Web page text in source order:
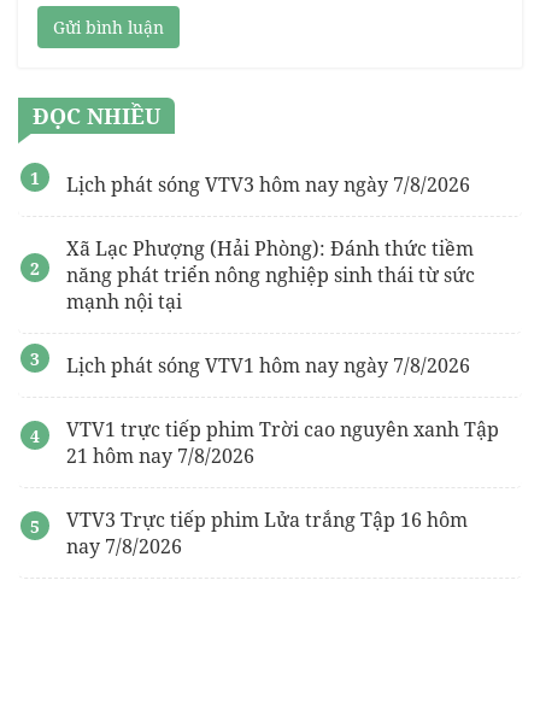
Gửi bình luận
ĐỌC NHIỀU
Lịch phát sóng VTV3 hôm nay ngày 7/8/2026
Xã Lạc Phượng (Hải Phòng): Đánh thức tiềm
năng phát triển nông nghiệp sinh thái từ sức
mạnh nội tại
Lịch phát sóng VTV1 hôm nay ngày 7/8/2026
VTV1 trực tiếp phim Trời cao nguyên xanh Tập
21 hôm nay 7/8/2026
VTV3 Trực tiếp phim Lửa trắng Tập 16 hôm
nay 7/8/2026